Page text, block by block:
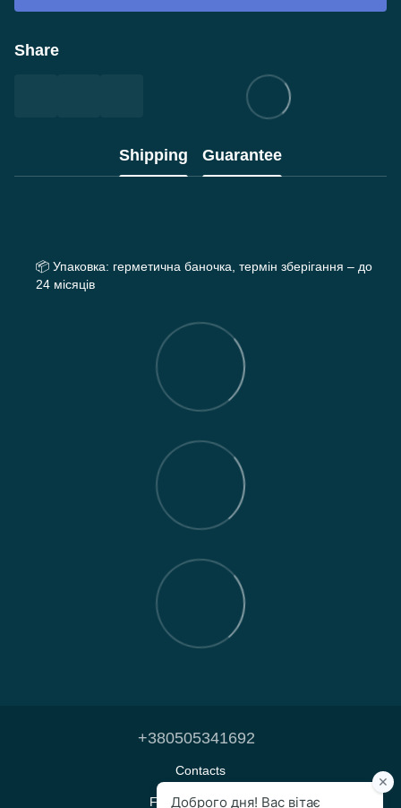
Share
Shipping Guarantee
📦 Упаковка: герметична баночка, термін зберігання – до
24 місяців
+380505341692
Contacts
Full version of site